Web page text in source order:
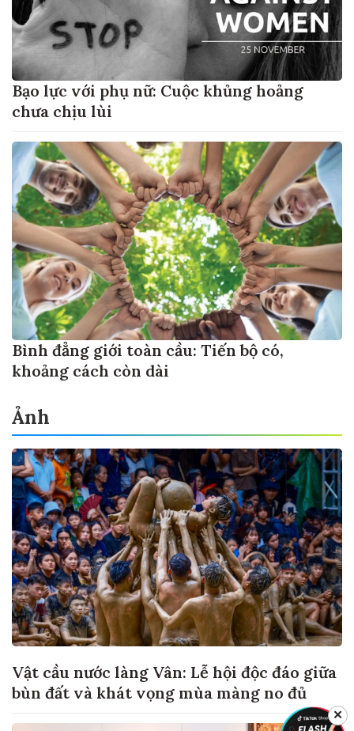
Bạo lực với phụ nữ: Cuộc khủng hoảng
chưa chịu lùi
Bình đẳng giới toàn cầu: Tiến bộ có,
khoảng cách còn dài
Ảnh
Vật cầu nước làng Vân: Lễ hội độc đáo giữa
bùn đất và khát vọng mùa màng no đủ
✕